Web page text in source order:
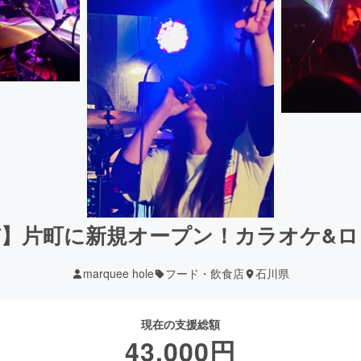
片町に新規オープン！カラオケ&
marquee hole フード・飲食店 石川県
現在の支援総額
43,000円